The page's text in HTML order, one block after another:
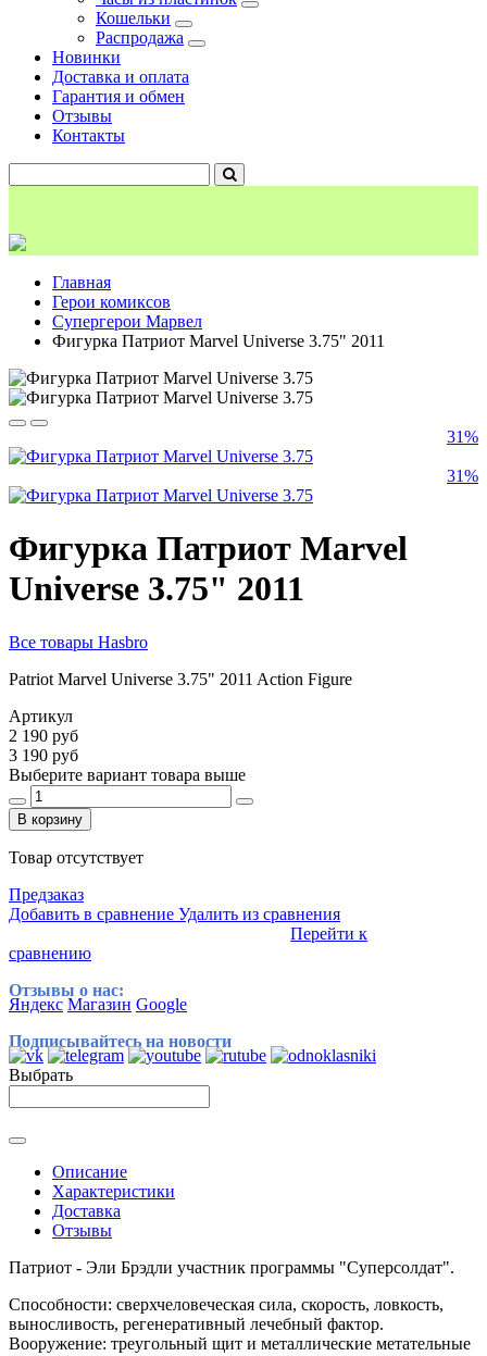
Кошельки
Распродажа
Новинки
Доставка и оплата
Гарантия и обмен
Отзывы
Контакты
Главная
Герои комиксов
Супергерои Марвел
Фигурка Патриот Marvel Universe 3.75" 2011
31%
31%
Фигурка Патриот Marvel
Universe 3.75" 2011
Все товары Hasbro
Patriot Marvel Universe 3.75" 2011 Action Figure
Артикул
2 190 руб
3 190 руб
Выберите вариант товара выше
В корзину
Товар отсутствует
Предзаказ
Добавить в сравнение Удалить из сравнения
Перейти к
сравнению
Отзывы о нас:
Яндекс Магазин Google
Подписывайтесь на новости
Выбрать
Описание
Характеристики
Доставка
Отзывы
Патриот - Эли Брэдли участник программы "Суперсолдат".
Способности: сверхчеловеческая сила, скорость, ловкость,
выносливость, регенеративный лечебный фактор.
Вооружение: треугольный щит и металлические метательные